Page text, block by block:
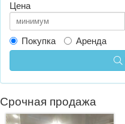
Цена
Покупка
Аренда
Срочная продажа